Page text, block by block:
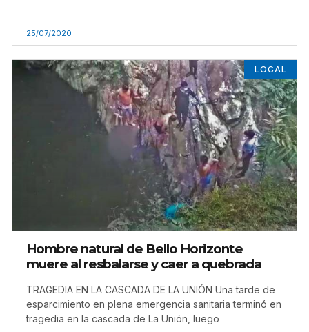
25/07/2020
LOCAL
Hombre natural de Bello Horizonte
muere al resbalarse y caer a quebrada
TRAGEDIA EN LA CASCADA DE LA UNIÓN Una tarde de
esparcimiento en plena emergencia sanitaria terminó en
tragedia en la cascada de La Unión, luego